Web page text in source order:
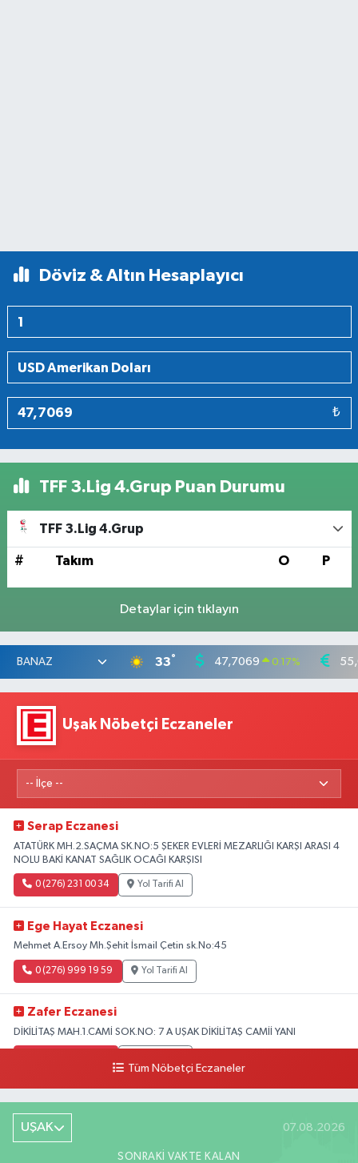
Döviz & Altın Hesaplayıcı
₺
TFF 3.Lig 4.Grup Puan Durumu
TFF 3.Lig 4.Grup
# Takım O P
Detaylar için tıklayın
33° 47,7069 0.17%
Uşak Nöbetçi Eczaneler
Serap Eczanesi
ATATÜRK MH.2.SAÇMA SK.NO:5 ŞEKER EVLERİ MEZARLIĞI KARŞI ARASI 4
NOLU BAKİ KANAT SAĞLIK OCAĞI KARŞISI
0 (276) 231 00 34 Yol Tarifi Al
Ege Hayat Eczanesi
Mehmet A.Ersoy Mh.Şehit İsmail Çetin sk.No:45
0 (276) 999 19 59 Yol Tarifi Al
Zafer Eczanesi
DİKİLİTAŞ MAH.1.CAMİ SOK.NO: 7 A UŞAK DİKİLİTAŞ CAMİİ YANI
Tüm Nöbetçi Eczaneler
UŞAK 07.08.2026
SONRAKI VAKTE KALAN